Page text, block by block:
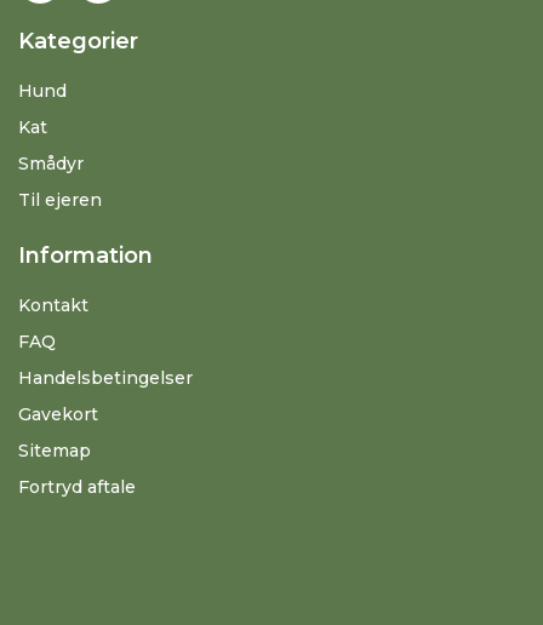
Kategorier
Hund
Kat
Smådyr
Til ejeren
Information
Kontakt
FAQ
Handelsbetingelser
Gavekort
Sitemap
Fortryd aftale